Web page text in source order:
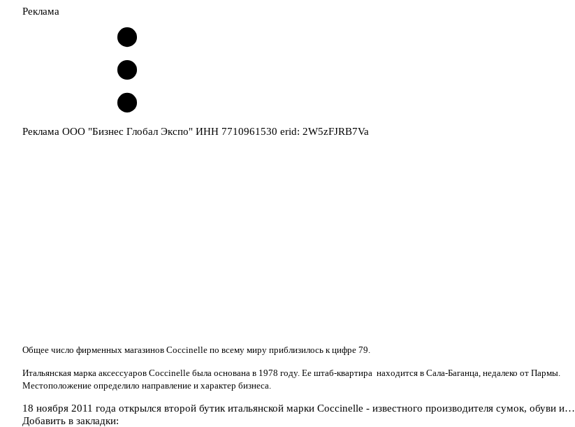
Реклама
Реклама ООО "Бизнес Глобал Экспо" ИНН 7710961530 erid: 2W5zFJRB7Va
Общее число фирменных магазинов Coccinelle по всему миру приблизилось к цифре 79.
Итальянская марка аксессуаров Coccinelle была основана в 1978 году. Ее штаб-квартира находится в Сала-Баганца, недалеко от Пармы.
Местоположение определило направление и характер бизнеса.
18 ноября 2011 года открылся второй бутик итальянской марки Coccinelle - известного производителя сумок, обуви и…
Добавить в закладки: